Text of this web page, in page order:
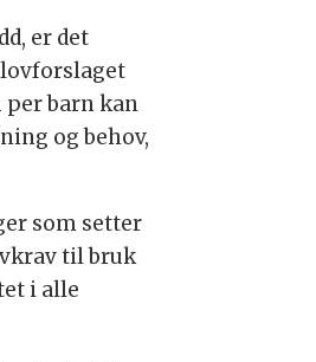
er det
barn kan
og behov,
som setter
til bruk
i alle